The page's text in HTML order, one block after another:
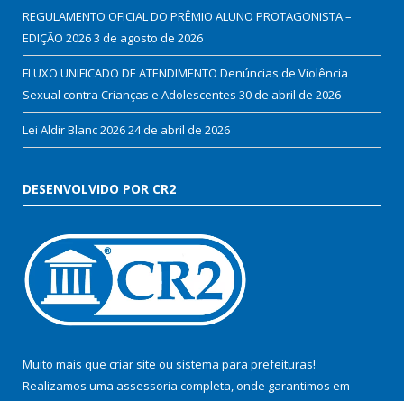
REGULAMENTO OFICIAL DO PRÊMIO ALUNO PROTAGONISTA –
EDIÇÃO 20263 de agosto de 2026
FLUXO UNIFICADO DE ATENDIMENTO Denúncias de Violência
Sexual contra Crianças e Adolescentes 30 de abril de 2026
Lei Aldir Blanc 202624 de abril de 2026
DESENVOLVIDO POR CR2
Muito mais que criar site ou sistema para prefeituras!
Realizamos uma assessoria completa, onde garantimos em